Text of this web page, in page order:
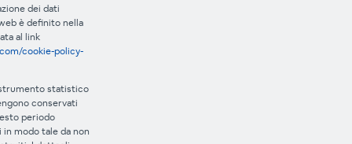
dei dati
è definito nella
al link
cookie-policy-
statistico
conservati
periodo
modo tale da non